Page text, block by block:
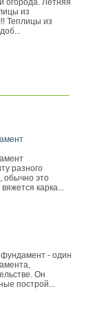
огорода. Летняя
из
Теплицы из
разного
обычно это
карка...
- один
Он
построй...